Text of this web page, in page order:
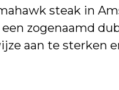
steak in
een zogenaamd
aan te sterken